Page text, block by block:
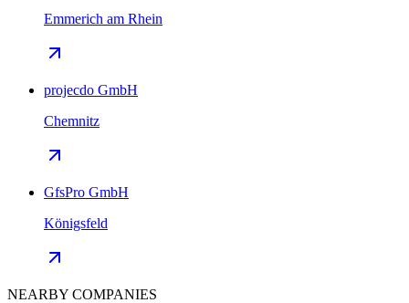
Emmerich am Rhein
projecdo GmbH
Chemnitz
GfsPro GmbH
Königsfeld
NEARBY COMPANIES